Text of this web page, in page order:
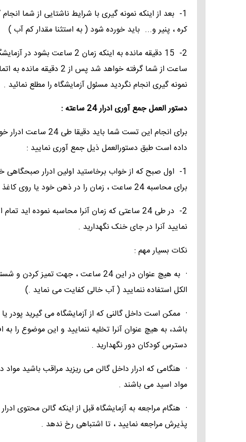
Protein Total
Serum Amylase
Micro albumin slide
Calculi Analysis
Fluid analysis
Troponin I
U/A
Anti HIV
Anti Hbc
HCV Ab
Hpylori(IgG)
M.Hpylori
stool.Ag
CEA
Alfa FP
PSA,Free
PSA
1- بعد از اینکه نمونه گیری با شرایط ناشتایی از شما
کره ، پنیر و... باید خورده شود ( به استثنا مقدار کم آب )
نمونه گیری انجام نگردید مسئول آزمایشگاه را مطلع نمائید .
دستور العمل جمع آوری ادرار 24 ساعته :
برای انجام این تست
داده است طبق دستورالعمل ذیل جمع آوری نمایید :
1- اول صبح که از خواب برخاستید اولین ادرار صبحگاهی
برای محاسبه 24 ساعت ، زمان را در ذهن خود یا روی کاغذ ثبت می نمایید .
2- در طی 24 ساعتی که زمان آنرا محاسبه نموده
نمایید آنرا در جای خنک نگهدارید .
نکات بسیار مهم :
· به هیچ عنوان در این 24 ساعت ، جهت
الکل استفاده ننمایید ( آب خالی کفایت می نماید .)
· ممکن است داخل گالنی که از آزمایشگاه می گیرید پودر
باشد، به هیچ عنوان آنرا تخلیه ننمایید و این موضوع را به
دسترس کودکان دور نگهدارید .
· هنگامی که ادرار داخل گالن می ریزید مراقب باشید
مواد اسید می باشند .
· هنگام مراجعه به آزمایشگاه قبل از اینکه گالن محتوی
پذیرش مراجعه نمایید ، تا اشتباهی رخ ندهد .